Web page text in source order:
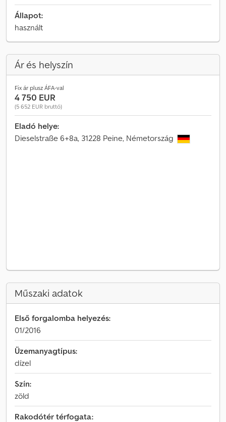
Állapot:
használt
Ár és helyszín
Fix ár plusz ÁFA-val
4 750 EUR
(5 652 EUR bruttó)
Eladó helye:
Dieselstraße 6+8a, 31228 Peine, Németország
Műszaki adatok
Első forgalomba helyezés:
01/2016
Üzemanyagtípus:
dízel
Szín:
zöld
Rakodótér térfogata: